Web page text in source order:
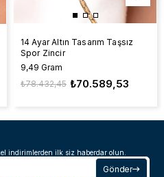
14 Ayar Altın Tasarım Taşsız
Spor Zincir
9,49 Gram
₺70.589,53
₺78.432,45
indirimlerden ilk siz haberdar olun.
Gönder